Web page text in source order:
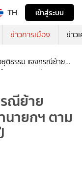
TH
เข้าสู่ระบบ
ข่าวการเมือง ข่าว
ยุติธรรม แจงกรณีย้าย
ครบวาระ 4 ปี
ณีย้าย
นายกฯ ตาม